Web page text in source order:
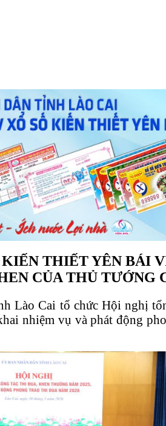
THIẾT YÊN BÁI
CỦA THỦ TƯỚNG
Lào Cai tổ chức Hội nghị
nhiệm vụ và phát động